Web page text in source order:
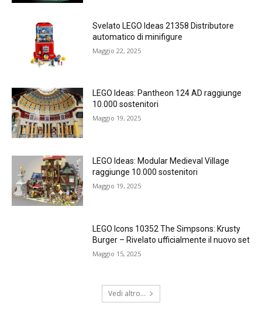
Svelato LEGO Ideas 21358 Distributore
automatico di minifigure
Maggio 22, 2025
LEGO Ideas: Pantheon 124 AD raggiunge
10.000 sostenitori
Maggio 19, 2025
LEGO Ideas: Modular Medieval Village
raggiunge 10.000 sostenitori
Maggio 19, 2025
LEGO Icons 10352 The Simpsons: Krusty
Burger – Rivelato ufficialmente il nuovo set
Maggio 15, 2025
Vedi altro...